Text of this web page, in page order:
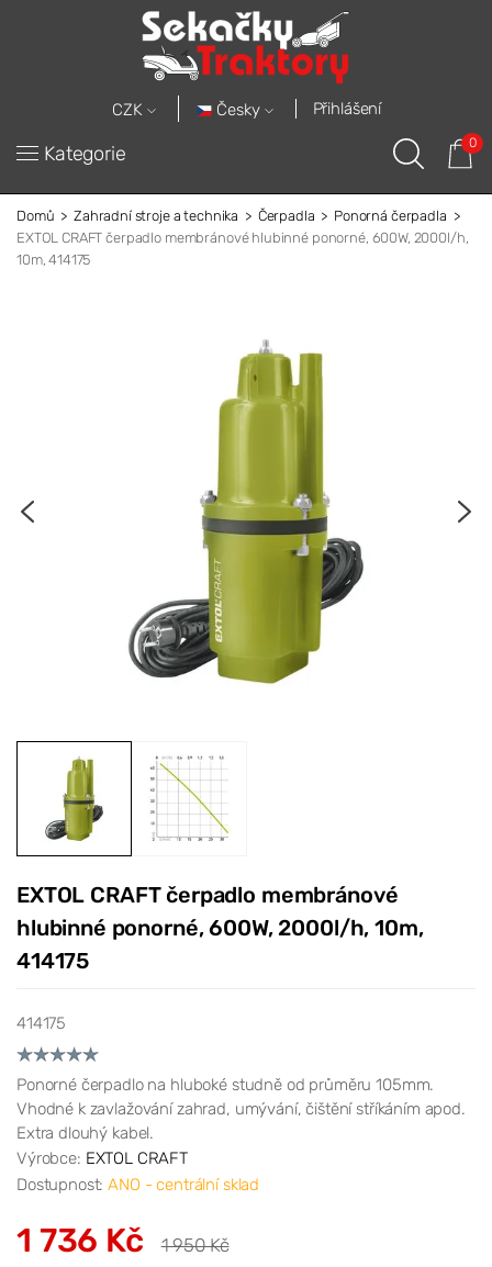
CZK Česky Přihlášení
Kategorie 0
Domů Zahradní stroje a technika Čerpadla
Ponorná čerpadla
EXTOL CRAFT čerpadlo membránové hlubinné ponorné, 600W, 2000l/h,
10m, 414175
EXTOL CRAFT čerpadlo membránové
hlubinné ponorné, 600W, 2000l/h, 10m,
414175
414175
Ponorné čerpadlo na hluboké studně od průměru 105mm.
Vhodné k zavlažování zahrad, umývání, čištění stříkáním apod.
Extra dlouhý kabel.
Výrobce: EXTOL CRAFT
Dostupnost:ANO - centrální sklad
1 736 Kč 1 950 Kč